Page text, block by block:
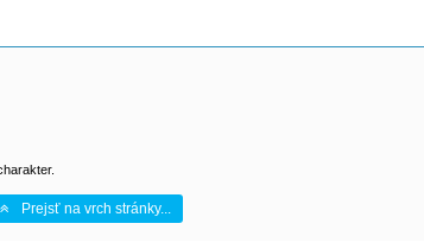
Prejsť na vrch stránky...